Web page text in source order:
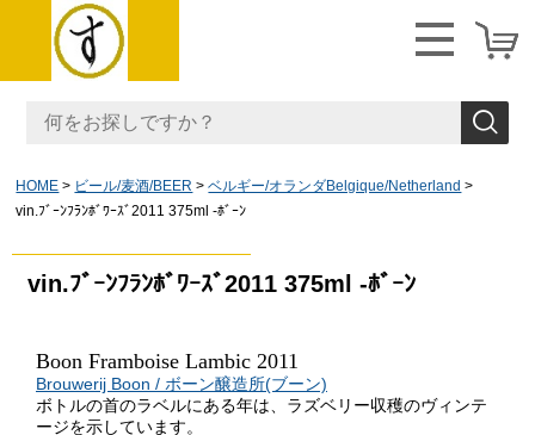
HOME ビール/麦酒/BEER
ベルギー/オランダBelgique/Netherland
vin.ﾌﾞｰﾝﾌﾗﾝﾎﾞﾜｰｽﾞ2011 375ml -ﾎﾞｰﾝ
vin.ﾌﾞｰﾝﾌﾗﾝﾎﾞﾜｰｽﾞ2011 375ml -ﾎﾞｰﾝ
Boon Framboise Lambic 2011
Brouwerij Boon / ボーン醸造所(ブーン)
ボトルの首のラベルにある年は、ラズベリー収穫のヴィンテ
ージを示しています。